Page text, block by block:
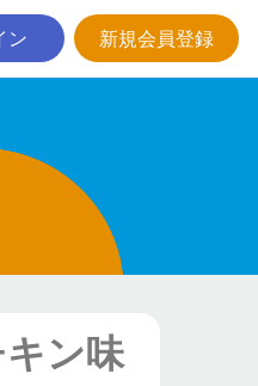
ン 新規会員登録
ン味